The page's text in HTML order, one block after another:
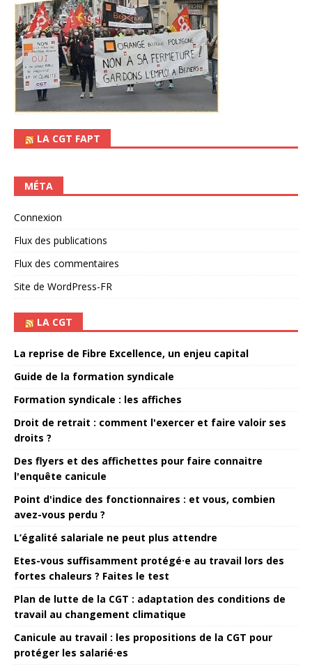
LA CGT FAPT
MÉTA
Connexion
Flux des publications
Flux des commentaires
Site de WordPress-FR
LA CGT
La reprise de Fibre Excellence, un enjeu capital
Guide de la formation syndicale
Formation syndicale : les affiches
Droit de retrait : comment l'exercer et faire valoir ses
droits ?
Des flyers et des affichettes pour faire connaitre
l'enquête canicule
Point d'indice des fonctionnaires : et vous, combien
avez-vous perdu ?
L’égalité salariale ne peut plus attendre
Etes-vous suffisamment protégé·e au travail lors des
fortes chaleurs ? Faites le test
Plan de lutte de la CGT : adaptation des conditions de
travail au changement climatique
Canicule au travail : les propositions de la CGT pour
protéger les salarié·es